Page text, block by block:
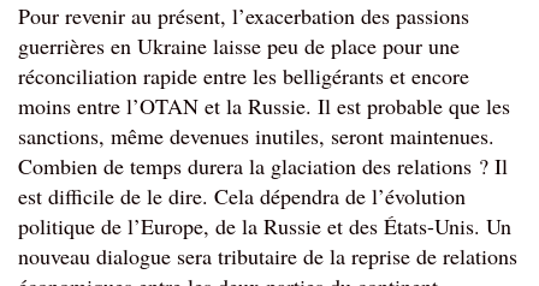
Pour revenir au présent, l’exacerbation des passions
guerrières en Ukraine laisse peu de place pour une
réconciliation rapide entre les belligérants et encore
moins entre l’OTAN et la Russie. Il est probable que les
sanctions, même devenues inutiles, seront maintenues.
Combien de temps durera la glaciation des relations ? Il
est difficile de le dire. Cela dépendra de l’évolution
politique de l’Europe, de la Russie et des États-Unis. Un
nouveau dialogue sera tributaire de la reprise de relations